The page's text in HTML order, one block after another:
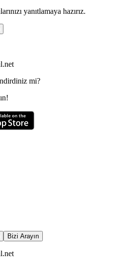
yanıtlamaya hazırız.
mi?
Bizi Arayın